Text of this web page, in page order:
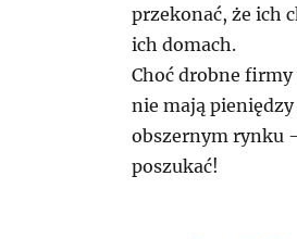
przekonać, że ich
ich domach.
Choć drobne
nie mają
obszernym rynku
poszukać!